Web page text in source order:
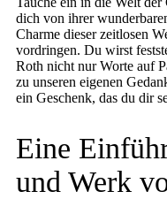
dich von ihrer
Charme dieser zeitlosen
vordringen. Du wirst
Roth nicht nur Worte auf
zu unseren eigenen
ein Geschenk, das du dir
Eine
und Werk